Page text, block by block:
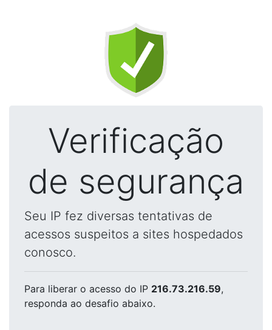
Verificação
de segurança
Seu IP fez diversas tentativas de
acessos suspeitos a sites hospedados
conosco.
Para liberar o acesso do IP 216.73.216.59,
responda ao desafio abaixo.